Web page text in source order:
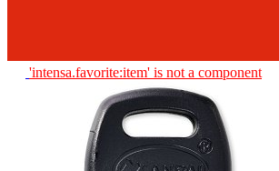
'intensa.favorite:item' is not a component